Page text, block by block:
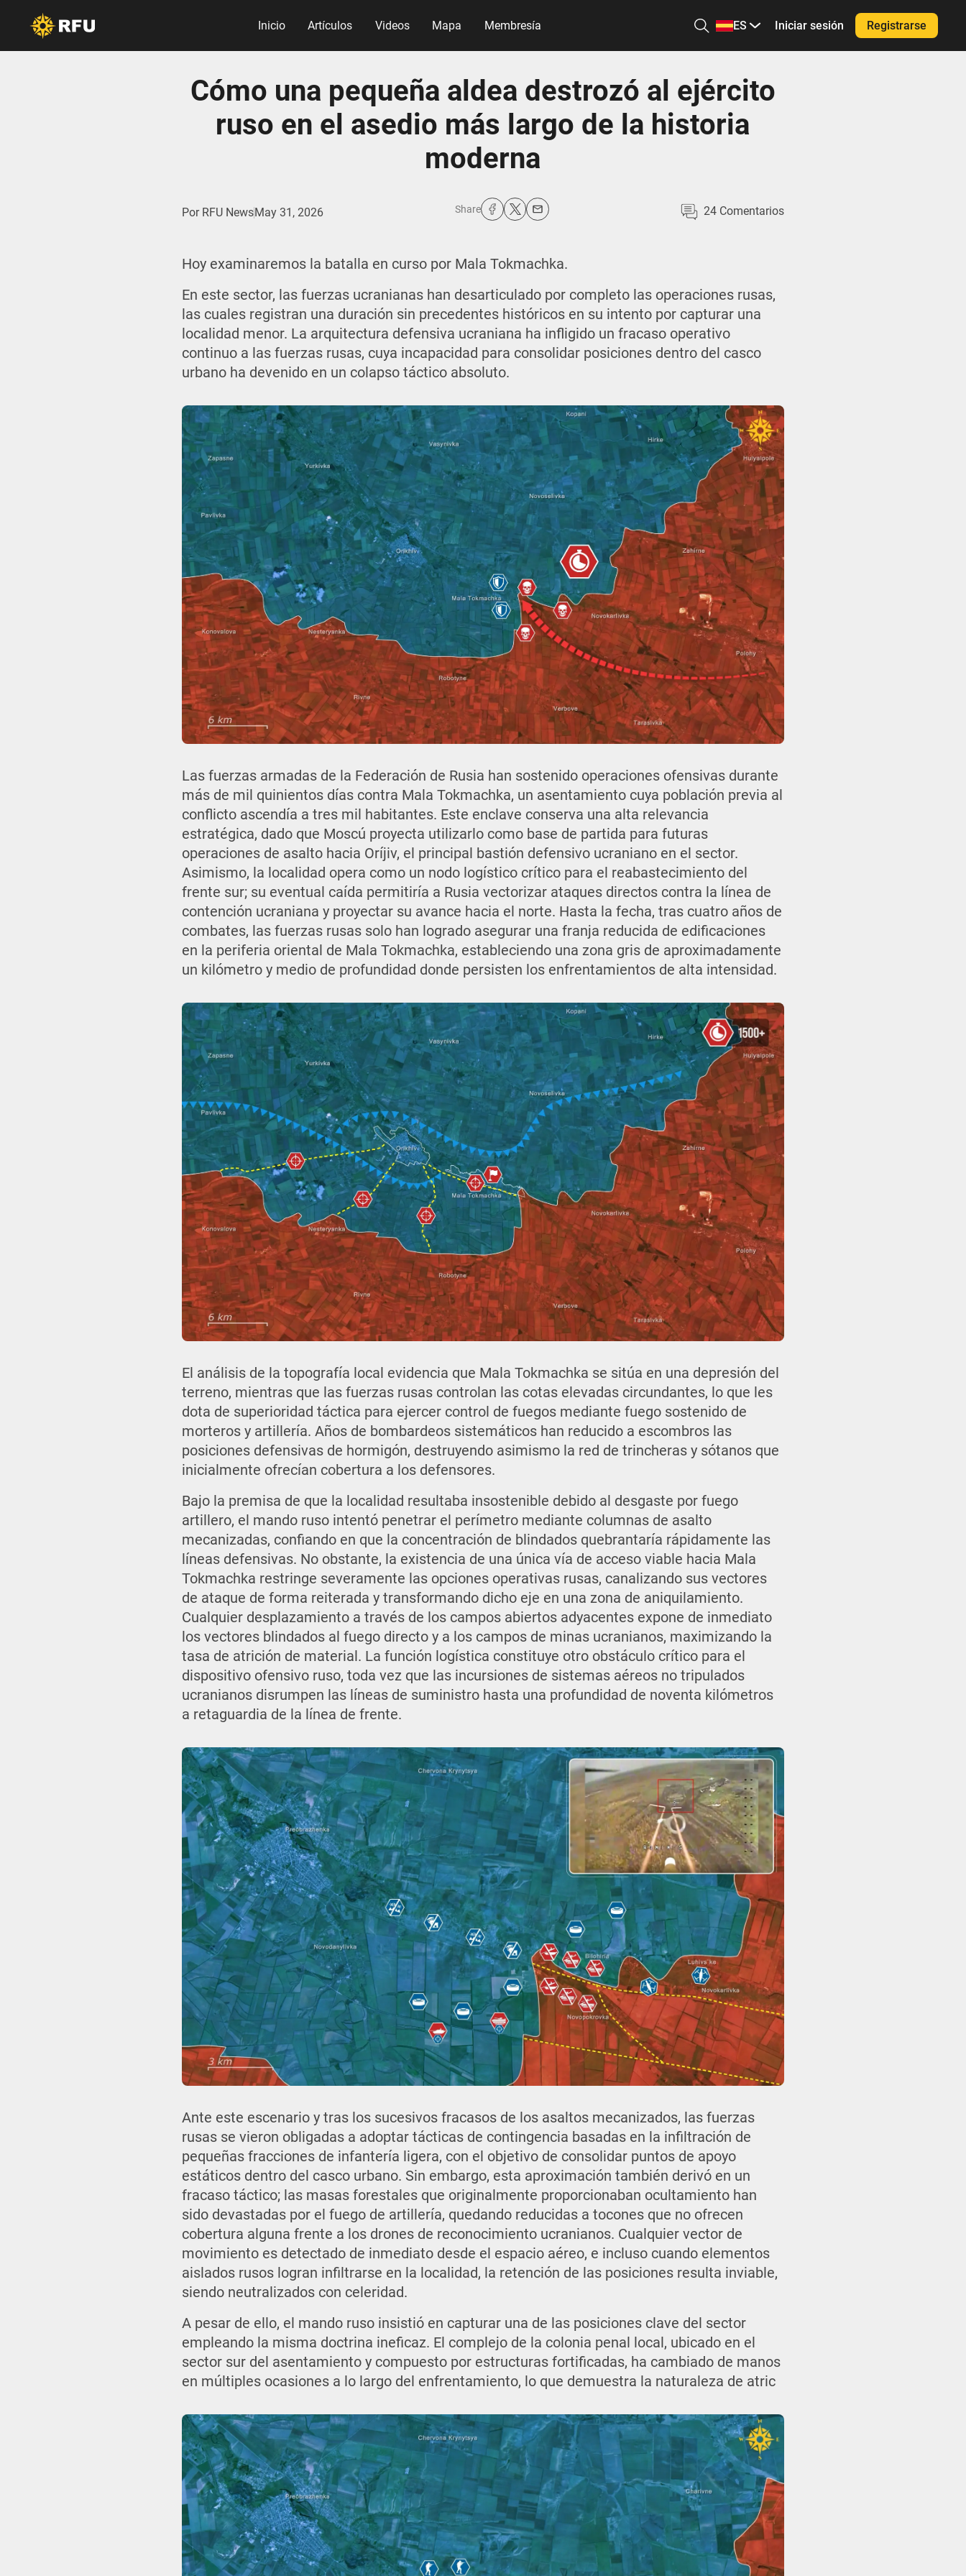
Inicio Artículos Videos Mapa Membresía ES Iniciar sesión Registrarse
Cómo una pequeña aldea destrozó al ejército
ruso en el asedio más largo de la historia
moderna
Por RFU NewsMay 31, 2026 Share 24Comentarios
Hoy examinaremos la batalla en curso por Mala Tokmachka.
En este sector, las fuerzas ucranianas han desarticulado por completo las operaciones rusas,
las cuales registran una duración sin precedentes históricos en su intento por capturar una
localidad menor. La arquitectura defensiva ucraniana ha infligido un fracaso operativo
continuo a las fuerzas rusas, cuya incapacidad para consolidar posiciones dentro del casco
urbano ha devenido en un colapso táctico absoluto.
Las fuerzas armadas de la Federación de Rusia han sostenido operaciones ofensivas durante
más de mil quinientos días contra Mala Tokmachka, un asentamiento cuya población previa al
conflicto ascendía a tres mil habitantes. Este enclave conserva una alta relevancia
estratégica, dado que Moscú proyecta utilizarlo como base de partida para futuras
operaciones de asalto hacia Oríjiv, el principal bastión defensivo ucraniano en el sector.
Asimismo, la localidad opera como un nodo logístico crítico para el reabastecimiento del
frente sur; su eventual caída permitiría a Rusia vectorizar ataques directos contra la línea de
contención ucraniana y proyectar su avance hacia el norte. Hasta la fecha, tras cuatro años de
combates, las fuerzas rusas solo han logrado asegurar una franja reducida de edificaciones
en la periferia oriental de Mala Tokmachka, estableciendo una zona gris de aproximadamente
un kilómetro y medio de profundidad donde persisten los enfrentamientos de alta intensidad.
El análisis de la topografía local evidencia que Mala Tokmachka se sitúa en una depresión del
terreno, mientras que las fuerzas rusas controlan las cotas elevadas circundantes, lo que les
dota de superioridad táctica para ejercer control de fuegos mediante fuego sostenido de
morteros y artillería. Años de bombardeos sistemáticos han reducido a escombros las
posiciones defensivas de hormigón, destruyendo asimismo la red de trincheras y sótanos que
inicialmente ofrecían cobertura a los defensores.
Bajo la premisa de que la localidad resultaba insostenible debido al desgaste por fuego
artillero, el mando ruso intentó penetrar el perímetro mediante columnas de asalto
mecanizadas, confiando en que la concentración de blindados quebrantaría rápidamente las
líneas defensivas. No obstante, la existencia de una única vía de acceso viable hacia Mala
Tokmachka restringe severamente las opciones operativas rusas, canalizando sus vectores
de ataque de forma reiterada y transformando dicho eje en una zona de aniquilamiento.
Cualquier desplazamiento a través de los campos abiertos adyacentes expone de inmediato
los vectores blindados al fuego directo y a los campos de minas ucranianos, maximizando la
tasa de atrición de material. La función logística constituye otro obstáculo crítico para el
dispositivo ofensivo ruso, toda vez que las incursiones de sistemas aéreos no tripulados
ucranianos disrumpen las líneas de suministro hasta una profundidad de noventa kilómetros
a retaguardia de la línea de frente.
Ante este escenario y tras los sucesivos fracasos de los asaltos mecanizados, las fuerzas
rusas se vieron obligadas a adoptar tácticas de contingencia basadas en la infiltración de
pequeñas fracciones de infantería ligera, con el objetivo de consolidar puntos de apoyo
estáticos dentro del casco urbano. Sin embargo, esta aproximación también derivó en un
fracaso táctico; las masas forestales que originalmente proporcionaban ocultamiento han
sido devastadas por el fuego de artillería, quedando reducidas a tocones que no ofrecen
cobertura alguna frente a los drones de reconocimiento ucranianos. Cualquier vector de
movimiento es detectado de inmediato desde el espacio aéreo, e incluso cuando elementos
aislados rusos logran infiltrarse en la localidad, la retención de las posiciones resulta inviable,
siendo neutralizados con celeridad.
A pesar de ello, el mando ruso insistió en capturar una de las posiciones clave del sector
empleando la misma doctrina ineficaz. El complejo de la colonia penal local, ubicado en el
sector sur del asentamiento y compuesto por estructuras fortificadas, ha cambiado de manos
en múltiples ocasiones a lo largo del enfrentamiento, lo que demuestra la naturaleza de atric